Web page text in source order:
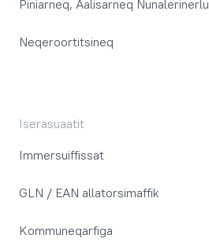
Piniarneq, Aalisarneq Nunalerinerlu
Neqeroortitsineq
Iserasuaatit
Immersuiffissat
GLN / EAN allatorsimaffik
Kommuneqarfiga